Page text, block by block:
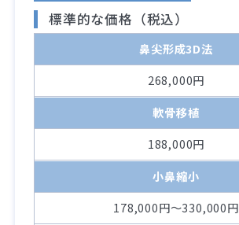
標準的な価格（税込）
鼻尖形成3D法
268,000円
軟骨移植
188,000円
小鼻縮小
178,000円～330,000円